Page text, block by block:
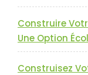
Construire
Une Option
Construisez